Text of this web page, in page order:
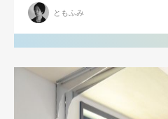
ともふみ